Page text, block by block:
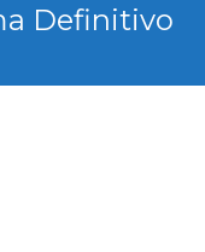
Definitivo